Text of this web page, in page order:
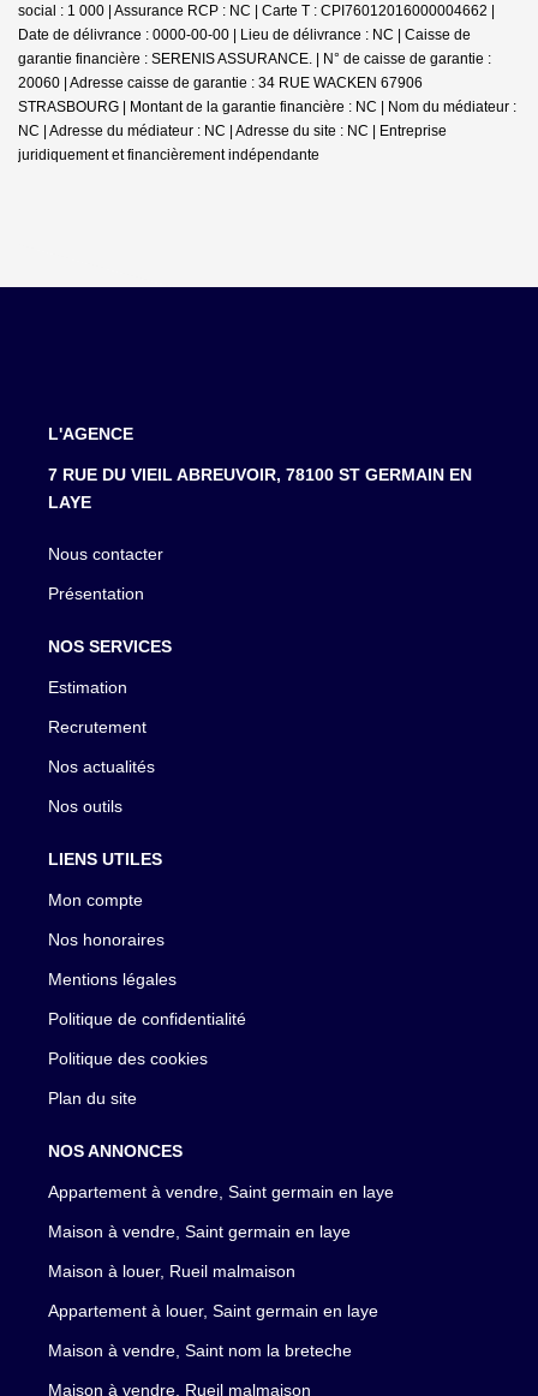
social : 1 000 | Assurance RCP : NC | Carte T : CPI76012016000004662 |
Date de délivrance : 0000-00-00 | Lieu de délivrance : NC | Caisse de
garantie financière : SERENIS ASSURANCE. | N° de caisse de garantie :
20060 | Adresse caisse de garantie : 34 RUE WACKEN 67906
STRASBOURG | Montant de la garantie financière : NC | Nom du médiateur :
NC | Adresse du médiateur : NC | Adresse du site : NC | Entreprise
juridiquement et financièrement indépendante
L'AGENCE
7 RUE DU VIEIL ABREUVOIR, 78100 ST GERMAIN EN
LAYE
Nous contacter
Présentation
NOS SERVICES
Estimation
Recrutement
Nos actualités
Nos outils
LIENS UTILES
Mon compte
Nos honoraires
Mentions légales
Politique de confidentialité
Politique des cookies
Plan du site
NOS ANNONCES
Appartement à vendre, Saint germain en laye
Maison à vendre, Saint germain en laye
Maison à louer, Rueil malmaison
Appartement à louer, Saint germain en laye
Maison à vendre, Saint nom la breteche
Maison à vendre, Rueil malmaison